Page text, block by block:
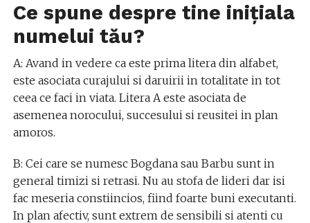
Ce spune despre tine inițiala
numelui tău?
A: Avand in vedere ca este prima litera din alfabet,
este asociata curajului si daruirii in totalitate in tot
ceea ce faci in viata. Litera A este asociata de
asemenea norocului, succesului si reusitei in plan
amoros.
B: Cei care se numesc Bogdana sau Barbu sunt in
general timizi si retrasi. Nu au stofa de lideri dar isi
fac meseria constiincios, fiind foarte buni executanti.
In plan afectiv, sunt extrem de sensibili si atenti cu